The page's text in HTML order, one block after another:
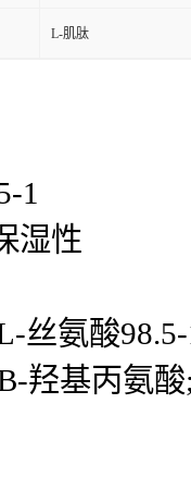
L-肌肽
1
湿性
丝氨酸
羟基丙氨